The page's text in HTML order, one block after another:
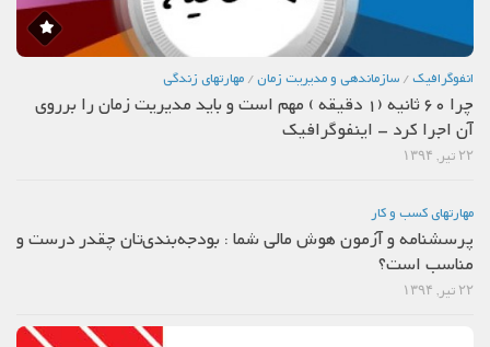
انفوگرافیک/ سازماندهي و مديريت زمان/ مهارتهاي زندگي
چرا 60 ثانیه (1 دقیقه ) مهم است و باید مدیریت زمان را برروی
آن اجرا کرد – اینفوگرافیک
۲۲ تیر, ۱۳۹۴
مهارتهاي كسب و كار
پرسشنامه و آزمون هوش مالی شما : بودجه‌بندی‌تان چقدر درست و
مناسب است؟
۲۲ تیر, ۱۳۹۴